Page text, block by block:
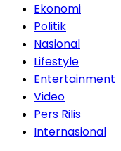
Ekonomi
Politik
Nasional
Lifestyle
Entertainment
Video
Pers Rilis
Internasional